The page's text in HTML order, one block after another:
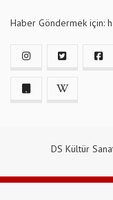
Haber Göndermek için:
DS Kültür